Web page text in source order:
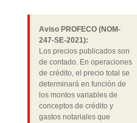
Aviso PROFECO (NOM-
247-SE-2021):
Los precios publicados son
de contado. En operaciones
de crédito, el precio total se
determinará en función de
los montos variables de
conceptos de crédito y
gastos notariales que